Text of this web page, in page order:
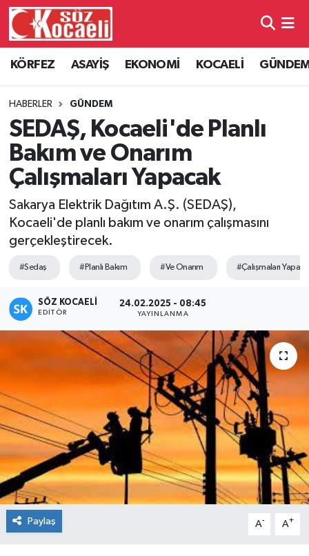
KÖRFEZ ASAYİŞ EKONOMİ KOCAELİ
HABERLER GÜNDEM
SEDAŞ, Kocaeli'de Planlı
Bakım ve Onarım
Çalışmaları Yapacak
Sakarya Elektrik Dağıtım A.Ş. (SEDAŞ),
Kocaeli'de planlı bakım ve onarım çalışmasını
gerçekleştirecek.
#Sedaş #Planlı Bakım #Ve Onarım #Çalışmaları
SÖZ KOCAELI
EDITÖR
24.02.2025 - 08:45
YAYINLANMA
Paylaş A- A+
Kocaeli Hava Durumu
Kocaeli Namaz Vakitleri
Kocaeli Trafik Yoğunluk Haritası
Süper Lig Puan Durumu ve Fikstür
Tüm Manşetler
Son Dakika Haberleri
Haber Arşivi